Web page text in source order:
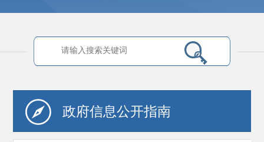
政府信息公开指南